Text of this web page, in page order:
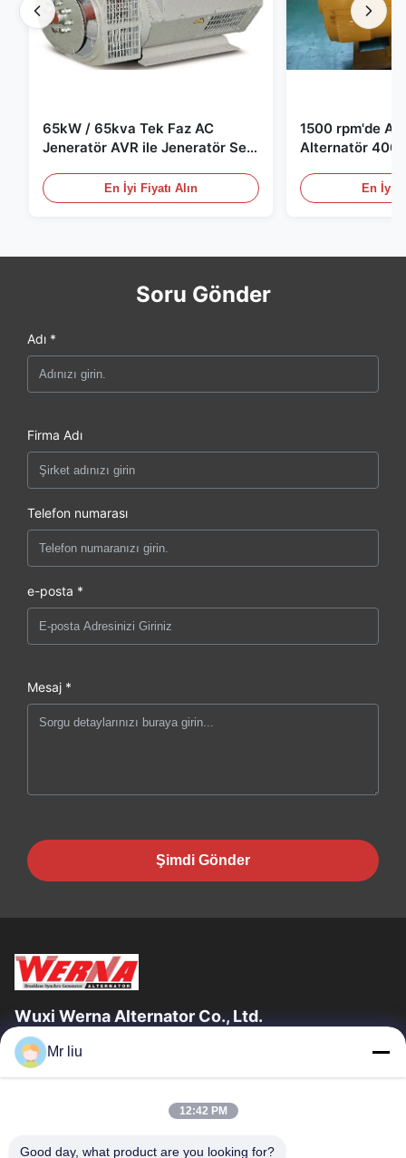
65kW / 65kva Tek Faz AC
Jeneratör AVR ile Jeneratör Set
En İyi Fiyatı Alın
1500 rpm'de
Alternatör 400
En İyi
Soru Gönder
Adı *
Firma Adı
Telefon numarası
e-posta *
Mesaj *
Şimdi Gönder
Wuxi Werna Alternator Co., Ltd.
Hızlı Bağlantılar
Bizim Hakkımızda
Fabrika Turu
Kalite Kontrolü
Mr liu
12:42 PM
Good day, what product are you looking for?